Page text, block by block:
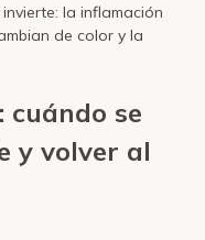
la inflamación
de color y la
cuándo se
y volver al